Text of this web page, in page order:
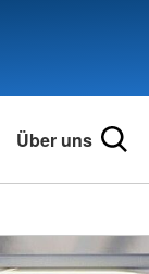
Über uns